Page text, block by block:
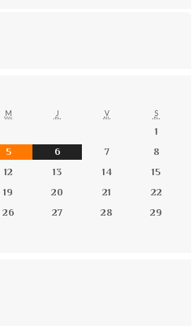
M J V S
1
5 6 7
8
12 13 14
15
19 20 21
22
26 27 28
29